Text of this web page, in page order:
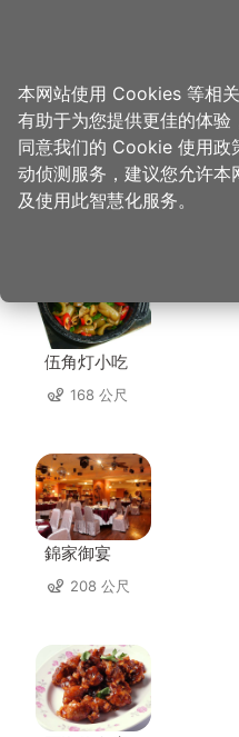
首页 > 想去的地方 > 美食、购物
实味香肉
伍角灯小吃
168 公尺
錦家御宴
208 公尺
本网站使用 Cookies 等相
有助于为您提供更佳的体
同意我们的 Cookie 使用政
动侦测服务，建议您允许
及使用此智慧化服务。